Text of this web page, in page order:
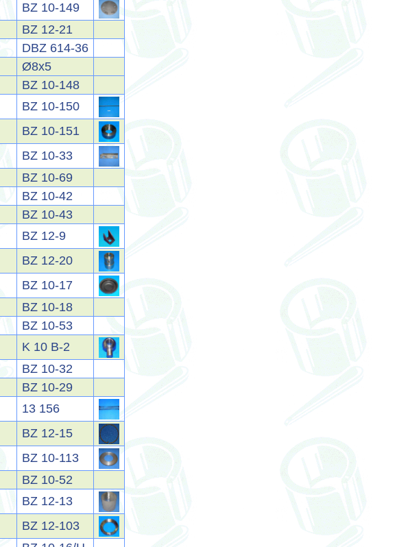
BZ 10-149
BZ 12-21
DBZ 614-36
Ø8x5
BZ 10-148
BZ 10-150
BZ 10-151
BZ 10-33
BZ 10-69
BZ 10-42
BZ 10-43
BZ 12-9
BZ 12-20
BZ 10-17
BZ 10-18
BZ 10-53
K 10 B-2
BZ 10-32
BZ 10-29
13 156
BZ 12-15
BZ 10-113
BZ 10-52
BZ 12-13
BZ 12-103